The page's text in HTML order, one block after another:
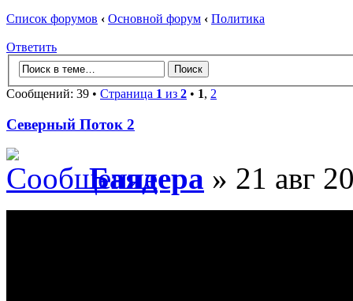
Список форумов ‹ Основной форум ‹ Политика
Ответить
Сообщений: 39 • Страница 1 из 2 • 1, 2
Северный Поток 2
Баядера » 21 авг